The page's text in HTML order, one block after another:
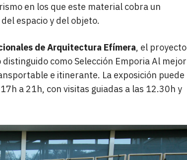
en los que este material cobra un
espacio y del objeto.
de Arquitectura Efímera, el proyecto
como Selección Emporia Al mejor
e itinerante. La exposición puede
a 21h, con visitas guiadas a las 12.30h y